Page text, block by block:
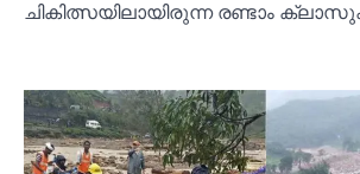
ചികിത്സയിലായിരുന്ന രണ്ടാം